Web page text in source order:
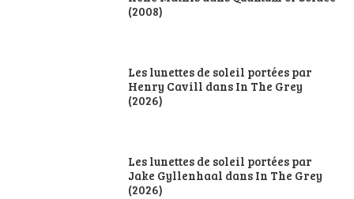
(2008)
Les lunettes de soleil portées par
Henry Cavill dans In The Grey
(2026)
Les lunettes de soleil portées par
Jake Gyllenhaal dans In The Grey
(2026)